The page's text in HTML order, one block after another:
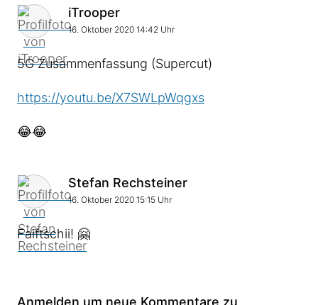
Kommentar von
iTrooper
16. Oktober 2020 14:42 Uhr
5G Zusammenfassung (Supercut)
https://youtu.be/X7SWLpWqgxs
😂😂
Kommentar von
Stefan Rechsteiner
16. Oktober 2020 15:15 Uhr
Faiftschii! 🤗
Anmelden um neue Kommentare zu